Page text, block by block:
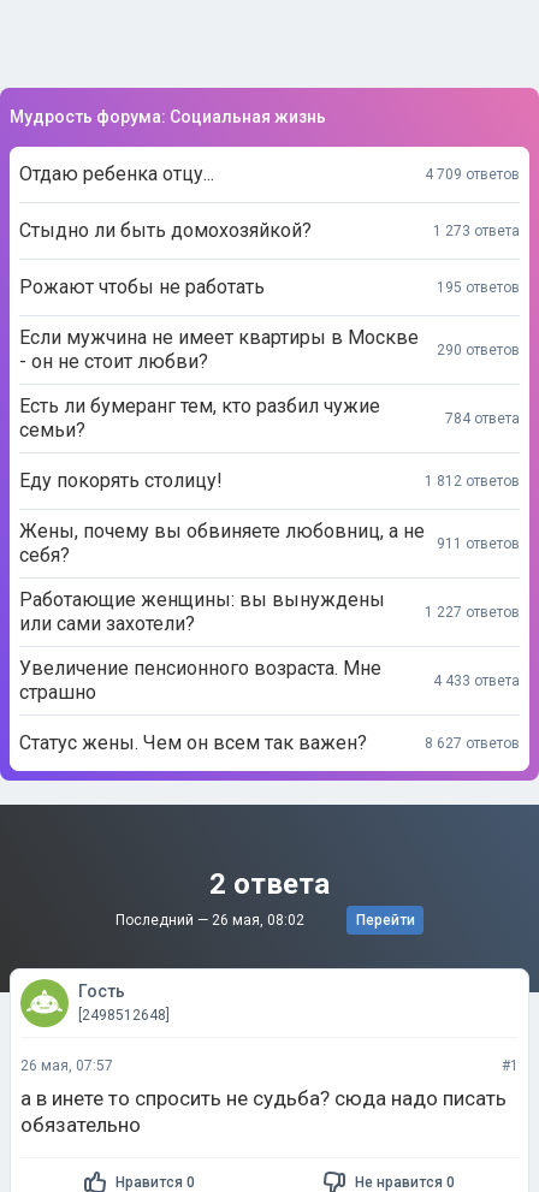
Мудрость форума: Социальная жизнь
Отдаю ребенка отцу... 4 709 ответов
Стыдно ли быть домохозяйкой? 1 273 ответа
Рожают чтобы не работать 195 ответов
Если мужчина не имеет квартиры в Москве
- он не стоит любви?
290 ответов
Есть ли бумеранг тем, кто разбил чужие
семьи?
784 ответа
Еду покорять столицу! 1 812 ответов
Жены, почему вы обвиняете любовниц, а не
себя?
911 ответов
Работающие женщины: вы вынуждены
или сами захотели?
1 227 ответов
Увеличение пенсионного возраста. Мне
страшно
4 433 ответа
Статус жены. Чем он всем так важен? 8 627 ответов
2 ответа
Последний — 26 мая, 08:02 Перейти
Гость
[2498512648]
26 мая, 07:57 #1
а в инете то спросить не судьба? сюда надо писать
обязательно
Нравится 0 Не нравится 0